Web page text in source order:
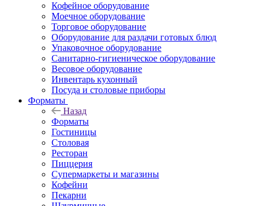
Кофейное оборудование
Моечное оборудование
Торговое оборудование
Оборудование для раздачи готовых блюд
Упаковочное оборудование
Санитарно-гигиеническое оборудование
Весовое оборудование
Инвентарь кухонный
Посуда и столовые приборы
Форматы
Назад
Форматы
Гостиницы
Столовая
Ресторан
Пиццерия
Супермаркеты и магазины
Кофейни
Пекарни